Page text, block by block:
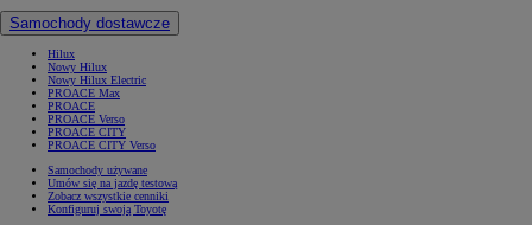
Samochody dostawcze
Hilux
Nowy Hilux
Nowy Hilux Electric
PROACE Max
PROACE
PROACE Verso
PROACE CITY
PROACE CITY Verso
Samochody używane
Umów się na jazdę testową
Zobacz wszystkie cenniki
Konfiguruj swoją Toyotę